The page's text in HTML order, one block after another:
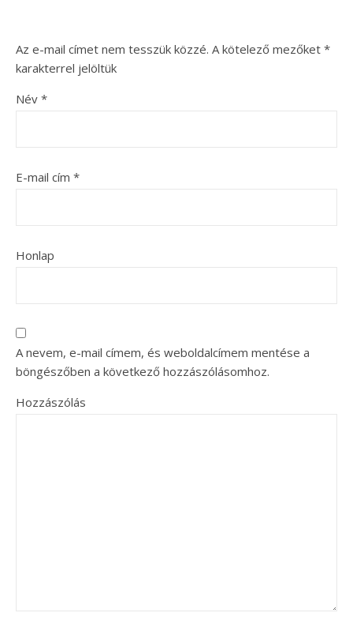
Az e-mail címet nem tesszük közzé. A kötelező mezőket *
karakterrel jelöltük
Név *
E-mail cím *
Honlap
A nevem, e-mail címem, és weboldalcímem mentése a
böngészőben a következő hozzászólásomhoz.
Hozzászólás